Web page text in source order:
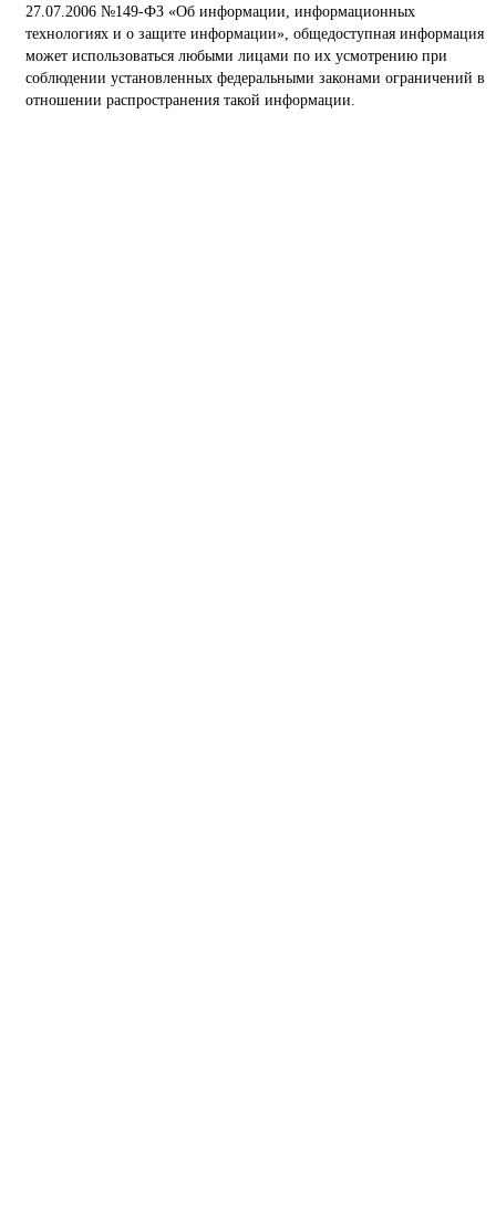
27.07.2006 №149-ФЗ «Об информации, информационных
технологиях и о защите информации», общедоступная информация
может использоваться любыми лицами по их усмотрению при
соблюдении установленных федеральными законами ограничений в
отношении распространения такой информации.